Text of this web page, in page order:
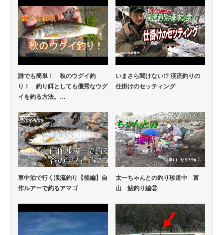
誰でも簡単！ 秋のウグイ釣
り！ 釣り餌としても優秀なウグ
イを釣る方法。…
いまさら聞けない!? 渓流釣りの
仕掛けのセッティング
車中泊で行く渓流釣り【後編】自
作ルアーで釣るアマゴ
太一ちゃんとの釣り珍道中 富
山 鮎釣り編②